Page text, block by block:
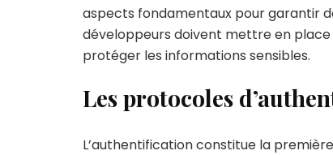
aspects fondamentaux pour garantir
développeurs doivent mettre en
protéger les informations sensibles.
Les protocoles
L’authentification constitue la